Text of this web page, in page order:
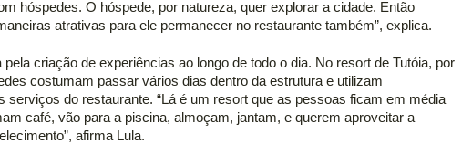
hóspedes. O hóspede, por natureza, quer explorar a cidade. Então
atrativas para ele permanecer no restaurante também”, explica.
pela criação de experiências ao longo de todo o dia. No resort de Tutóia, por
costumam passar vários dias dentro da estrutura e utilizam
serviços do restaurante. “Lá é um resort que as pessoas ficam em média
café, vão para a piscina, almoçam, jantam, e querem aproveitar a
afirma Lula.